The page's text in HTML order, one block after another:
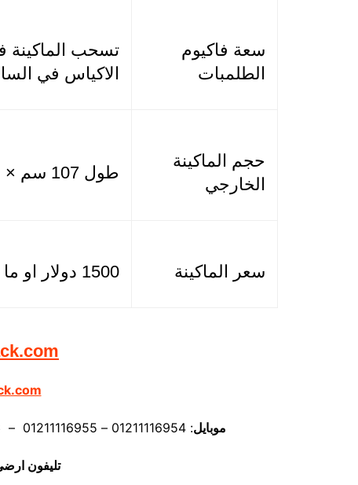
سعة فاكيوم
الطلمبات
الاكياس في
حجم الماكينة
الخارجي
طول 107 سم × عرض 85 سم × ارتفاع 105 سم
سعر الماكينة 1500 دولار او ما يعادله بالجنيه المصرى
موبايل: 01211116954 – 01211116955 – 01211116956 – 01211116957 – 01211116958
تليفون